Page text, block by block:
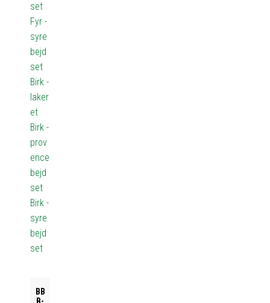
set
Fyr -
syre
bejd
set
Birk -
laker
et
Birk -
prov
ence
bejd
set
Birk -
syre
bejd
set
BB